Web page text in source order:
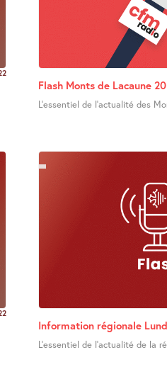
Flash Monts de Lacaune
L’essentiel de l’actualité des
Information régionale
L’essentiel de l’actualité de la